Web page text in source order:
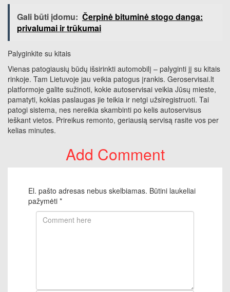
Gali būti įdomu: Čerpinė bituminė stogo danga:
privalumai ir trūkumai
Palyginkite su kitais
Vienas patogiausių būdų išsirinkti automobilį – palyginti jį su kitais
rinkoje. Tam Lietuvoje jau veikia patogus įrankis. Geroservisai.lt
platformoje galite sužinoti, kokie autoservisai veikia Jūsų mieste,
pamatyti, kokias paslaugas jie teikia ir netgi užsiregistruoti. Tai
patogi sistema, nes nereikia skambinti po kelis autoservisus
ieškant vietos. Prireikus remonto, geriausią servisą rasite vos per
kelias minutes.
Add Comment
El. pašto adresas nebus skelbiamas. Būtini laukeliai
pažymėti *